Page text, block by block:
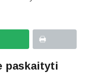
paskaityti